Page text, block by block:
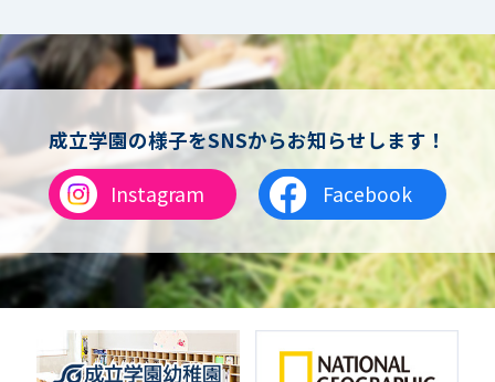
女子バスケットボール
男女バスケットボール（中学）
男子バドミントン
女子バドミントン
チアリーディング
総合格闘技
合気道
女子テニス
男子バレーボール
体操
ダンス
英会話
音楽（コーラス）
地域ボランティア
成立学園の様子をSNSからお知らせします！
Instagram
Facebook